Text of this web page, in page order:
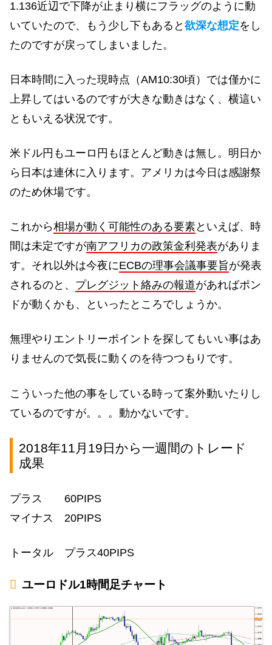
1.136近辺で下降が止まり横にフラッグのように動
いていたので、もう少し下もあると 欲深な想定をし
たのですが戻ってしまいました。
日本時間に入った現時点（AM10:30頃）では僅かに
上昇してはいるのですが大きな動きはなく、横這い
ともいえる状況です。
米ドル円もユーロ円もほとんど動きは無し。明日か
ら日本は連休に入ります。アメリカは今日は感謝祭
のため休場です。
これから相場が動く可能性のある要素といえば、時
間は未定ですが南アフリカの政策金利発表がありま
す。それ以外は今夜にECBの理事会議事要旨が発表
されるのと、 プレグジット絡みの報道があればポン
ドが動くかも、といったところでしょうか。
無理やりエントリーポイントを探してもいい事はあ
りませんので気長に動くのを待つつもりです。
こういった他の事をしている時って案外動いたりし
ているのですが。。。動かないです。
2018年11月19日から一週間のトレード
成果
プラス 60PIPS
マイナス 20PIPS
トータル プラス40PIPS
ユーロドル1時間足チャート